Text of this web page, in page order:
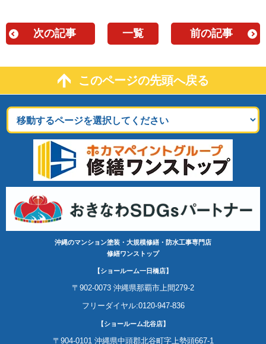
次の記事 一覧 前の記事
このページの先頭へ戻る
沖縄のマンション塗装・大規模修繕・防水工事専門店
修繕ワンストップ
【ショールーム一日橋店】
〒902-0073 沖縄県那覇市上間279-2
フリーダイヤル:0120-947-836
【ショールーム北谷店】
〒904-0101 沖縄県中頭郡北谷町字上勢頭667-1